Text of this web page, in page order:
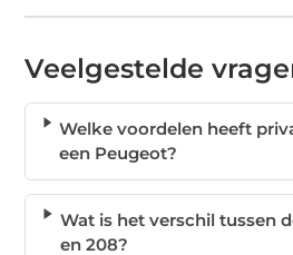
Veelgestelde
Welke voordelen heeft
een Peugeot?
Wat is het verschil tussen
en 208?